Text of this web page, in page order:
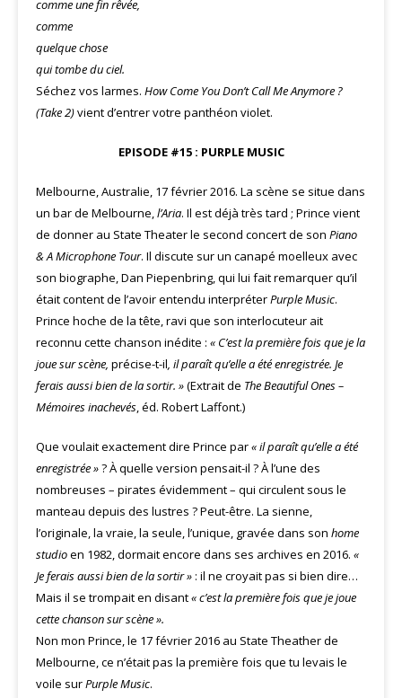
comme une fin rêvée,
comme
quelque chose
qui tombe du ciel.
Séchez vos larmes. How Come You Don’t Call Me Anymore ?
(Take 2)vient d’entrer votre panthéon violet.
EPISODE #15 : PURPLE MUSIC
Melbourne, Australie, 17 février 2016. La scène se situe dans
un bar de Melbourne,l’Aria. Il est déjà très tard ; Prince vient
de donner au State Theater le second concert de son Piano
& A Microphone Tour. Il discute sur un canapé moelleux avec
son biographe, Dan Piepenbring, qui lui fait remarquer qu’il
était content de l’avoir entendu interpréterPurple Music.
Prince hoche de la tête, ravi que son interlocuteur ait
reconnu cette chanson inédite : « C’est la première fois que je la
joue sur scène, précise-t-il, il paraît qu’elle a été enregistrée. Je
ferais aussi bien de la sortir. »(Extrait de The Beautiful Ones –
Mémoires inachevés, éd. Robert Laffont.)
Que voulait exactement dire Prince par« il paraît qu’elle a été
enregistrée »? À quelle version pensait-il ? À l’une des
nombreuses – pirates évidemment – qui circulent sous le
manteau depuis des lustres ? Peut-être. La sienne,
l’originale, la vraie, la seule, l’unique, gravée dans son home
studioen 1982, dormait encore dans ses archives en 2016. «
Je ferais aussi bien de la sortir » : il ne croyait pas si bien dire…
Mais il se trompait en disant« c’est la première fois que je joue
cette chanson sur scène ».
Non mon Prince, le 17 février 2016 au State Theather de
Melbourne, ce n’était pas la première fois que tu levais le
voile surPurple Music.